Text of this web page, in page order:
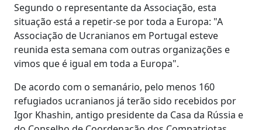
Segundo o representante da Associação, esta
situação está a repetir-se por toda a Europa: "A
Associação de Ucranianos em Portugal esteve
reunida esta semana com outras organizações e
vimos que é igual em toda a Europa".
De acordo com o semanário, pelo menos 160
refugiados ucranianos já terão sido recebidos por
Igor Khashin, antigo presidente da Casa da Rússia e